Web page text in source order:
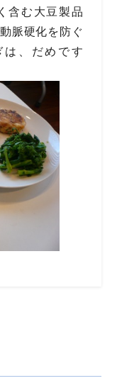
含む大豆製品
脈硬化を防ぐ
、だめです